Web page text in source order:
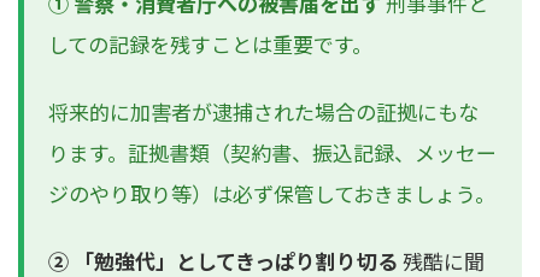
しての記録を残すことは重要です。
将来的に加害者が逮捕された場合の証拠にもな
ります。証拠書類（契約書、振込記録、メッセー
ジのやり取り等）は必ず保管しておきましょう。
② 「勉強代」としてきっぱり割り切る 残酷に聞